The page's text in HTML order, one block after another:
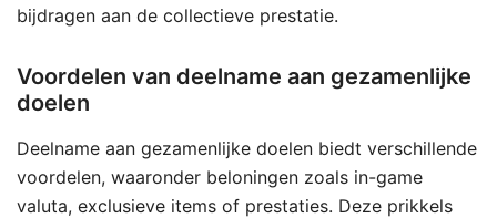
bijdragen aan de collectieve prestatie.
Voordelen van deelname aan gezamenlijke
doelen
Deelname aan gezamenlijke doelen biedt verschillende
voordelen, waaronder beloningen zoals in-game
valuta, exclusieve items of prestaties. Deze prikkels